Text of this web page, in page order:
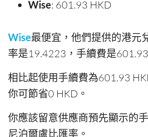
Wise: 601.93 HKD
Wise最便宜，他們提供的港元
率是19.4223，手續費是601.93
相比起使用手續費為601.93
你可節省0 HKD。
你應該留意供應商預先顯示的
尼泊爾盧比匯率。